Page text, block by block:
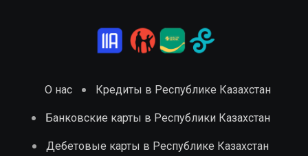
О нас Кредиты в Республике Казахстан
Банковские карты в Республики Казахстан
Дебетовые карты в Республике Казахстан